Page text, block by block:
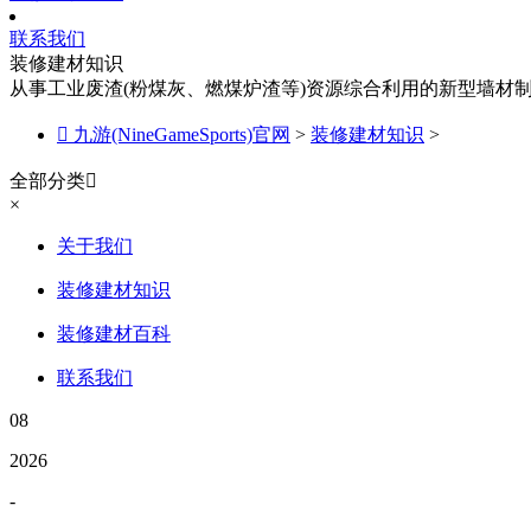
联系我们
装修建材知识
从事工业废渣(粉煤灰、燃煤炉渣等)资源综合利用的新型墙材
 九游(NineGameSports)官网 > 装修建材知识 >
全部分类
×
关于我们
装修建材知识
装修建材百科
联系我们
08
2026
-